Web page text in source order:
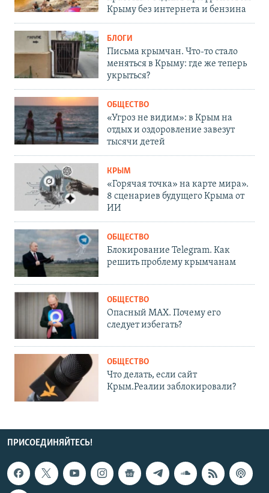
Крыму без интернета и бензина
БЛОГИ
Письма крымчан. Что-то стало
меняться в Крыму: где же теперь
укрыться?
ОБЩЕСТВО
«Угроз не видим»: в Крым на
отдых и оздоровление завезут
тысячи детей
КРЫМ
«Горячая точка» на карте мира».
8 сценариев будущего Крыма от
ИИ
ОБЩЕСТВО
Блокирование Telegram. Как
решить проблему крымчанам
ОБЩЕСТВО
Опасный MAX. Почему его
следует избегать?
ОБЩЕСТВО
Что делать, если сайт
Крым.Реалии заблокировали?
ПРИСОЕДИНЯЙТЕСЬ!